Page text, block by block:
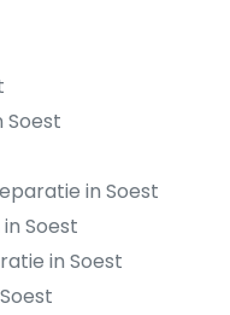
in Soest
Soest
in Soest